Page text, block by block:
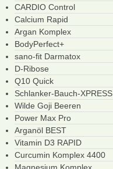
CARDIO Control
Calcium Rapid
Argan Komplex
BodyPerfect+
sano-fit Darmatox
D-Ribose
Q10 Quick
Schlanker-Bauch-XPRESS
Wilde Goji Beeren
Power Max Pro
Arganöl BEST
Vitamin D3 RAPID
Curcumin Komplex 4400